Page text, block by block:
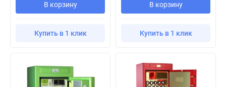
В корзину
Купить в 1 клик
В корзину
Купить в 1 клик